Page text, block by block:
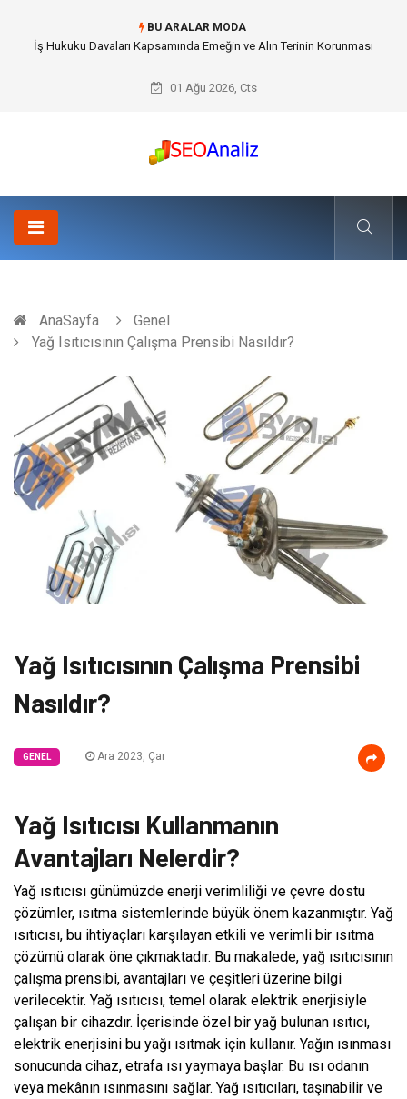
BU ARALAR MODA
Best Security Software (En İyi Güvenlik Yazılımı) ile Uzaktan Çalışmada
01 Ağu 2026, Cts
AnaSayfa
Genel
Yağ Isıtıcısının Çalışma Prensibi Nasıldır?
Yağ Isıtıcısının Çalışma Prensibi
Nasıldır?
GENEL Ara 2023, Çar
Yağ Isıtıcısı Kullanmanın
Avantajları Nelerdir?
Yağ ısıtıcısı günümüzde enerji verimliliği ve çevre dostu
çözümler, ısıtma sistemlerinde büyük önem kazanmıştır. Yağ
ısıtıcısı, bu ihtiyaçları karşılayan etkili ve verimli bir ısıtma
çözümü olarak öne çıkmaktadır. Bu makalede, yağ ısıtıcısının
çalışma prensibi, avantajları ve çeşitleri üzerine bilgi
verilecektir. Yağ ısıtıcısı, temel olarak elektrik enerjisiyle
çalışan bir cihazdır. İçerisinde özel bir yağ bulunan ısıtıcı,
elektrik enerjisini bu yağı ısıtmak için kullanır. Yağın ısınması
sonucunda cihaz, etrafa ısı yaymaya başlar. Bu ısı odanın
veya mekânın ısınmasını sağlar. Yağ ısıtıcıları, taşınabilir ve